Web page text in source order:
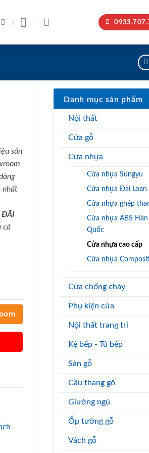
Danh mục sản phẩm
Nội thất
Cửa gỗ
Cửa nhựa
Cửa nhựa Sungyu
Cửa nhựa Đài Loan
Cửa nhựa ghép
Cửa nhựa ABS Hàn
Quốc
Cửa nhựa cao cấp
Cửa nhựa
Cửa chống cháy
Phụ kiện cửa
Nội thất trang trí
Kệ bếp - Tủ bếp
Sàn gỗ
Cầu thang gỗ
Giường ngủ
Ốp tường gỗ
Vách gỗ
sản
nhất
ĐÃI
cả